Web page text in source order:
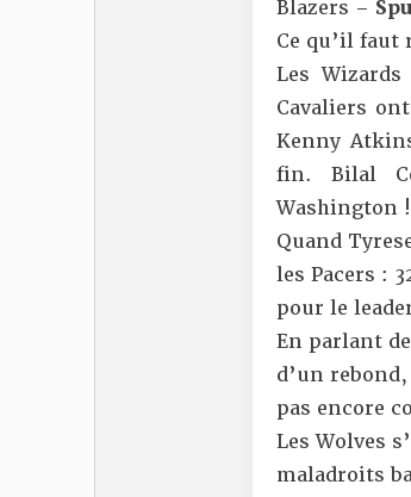
Blazers –
Ce qu’il faut
Les
Cavaliers
Kenny
fin. Bilal
Washington !
Quand
les Pacers :
pour le
En parlant
d’un
pas encore
Les Wolves
maladroits